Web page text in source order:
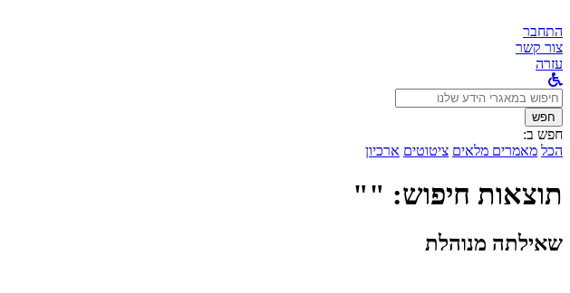
התחבר
צור קשר
עזרה
לחפש
ב:חפש
חפש ב:
הכל מאמרים מלאים ציטוטים ארכיון
תוצאות חיפוש: ""
שאילתה מנוהלת